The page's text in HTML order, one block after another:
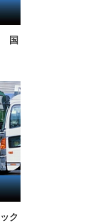
国
ク